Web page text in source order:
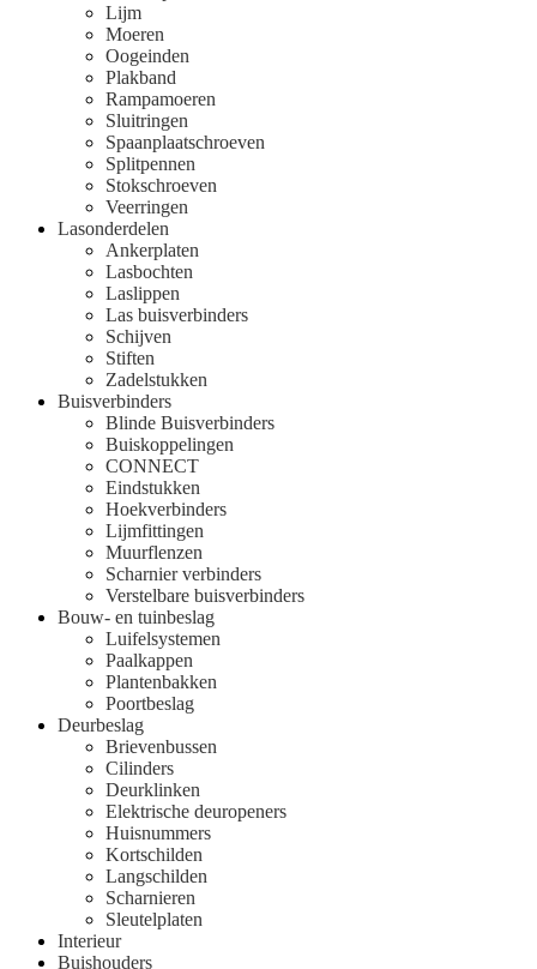
Lijm
Moeren
Oogeinden
Plakband
Rampamoeren
Sluitringen
Spaanplaatschroeven
Splitpennen
Stokschroeven
Veerringen
Lasonderdelen
Ankerplaten
Lasbochten
Laslippen
Las buisverbinders
Schijven
Stiften
Zadelstukken
Buisverbinders
Blinde Buisverbinders
Buiskoppelingen
CONNECT
Eindstukken
Hoekverbinders
Lijmfittingen
Muurflenzen
Scharnier verbinders
Verstelbare buisverbinders
Bouw- en tuinbeslag
Luifelsystemen
Paalkappen
Plantenbakken
Poortbeslag
Deurbeslag
Brievenbussen
Cilinders
Deurklinken
Elektrische deuropeners
Huisnummers
Kortschilden
Langschilden
Scharnieren
Sleutelplaten
Interieur
Buishouders